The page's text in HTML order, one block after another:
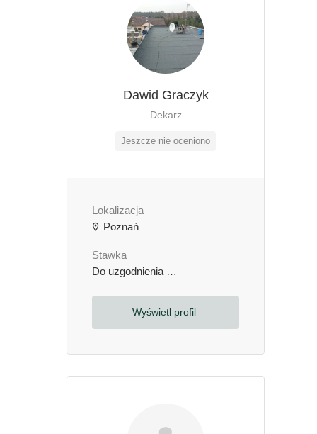
Dawid Graczyk
Dekarz
Jeszcze nie oceniono
Lokalizacja
Poznań
Stawka
Do uzgodnienia
Wyświetl profil